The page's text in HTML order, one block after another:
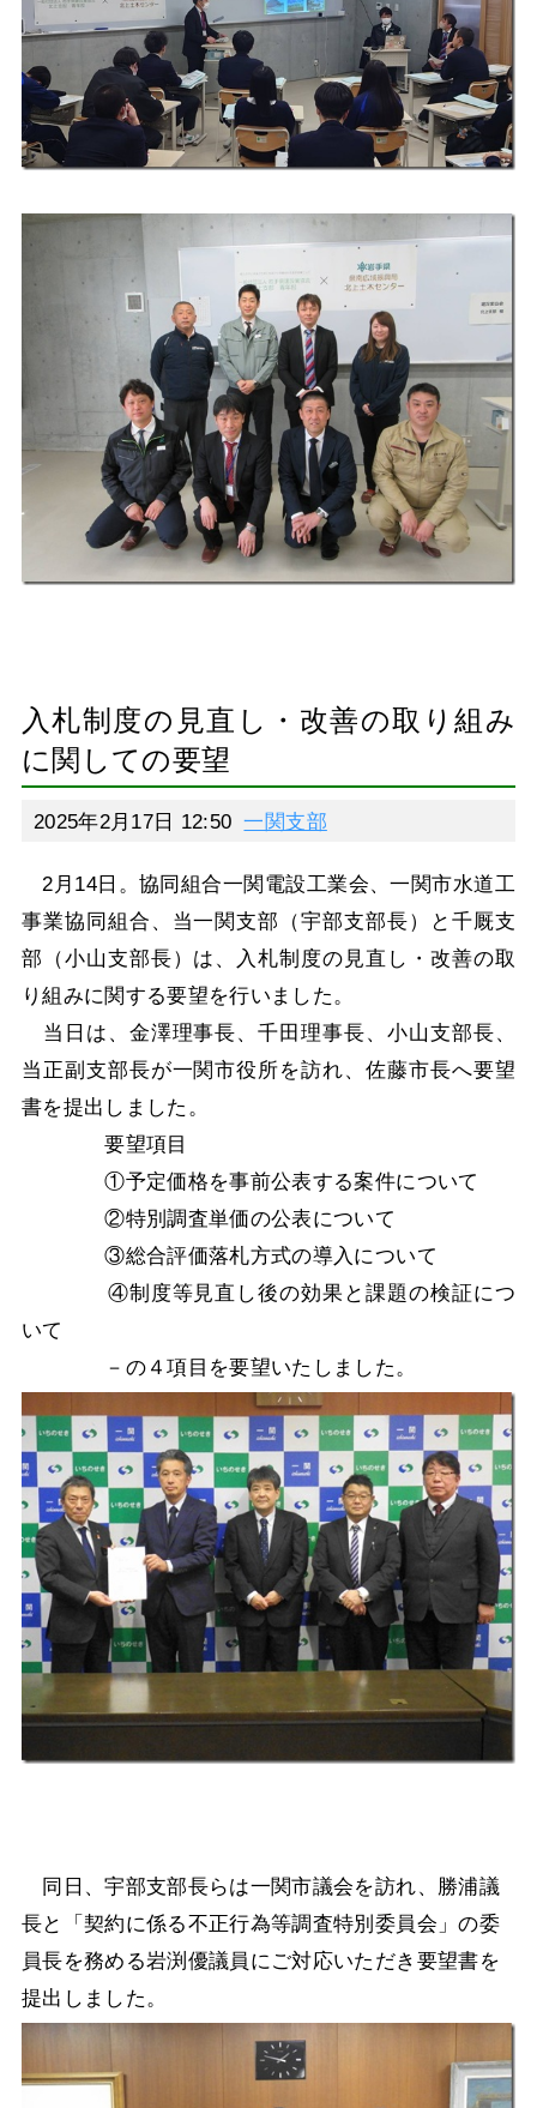
入札制度の見直し・改善の取り組み
に関しての要望
2025年2月17日 12:50 一関支部
2月14日。協同組合一関電設工業会、一関市水道工
事業協同組合、当一関支部（宇部支部長）と千厩支
部（小山支部長）は、入札制度の見直し・改善の取
り組みに関する要望を行いました。
当日は、金澤理事長、千田理事長、小山支部長、
当正副支部長が一関市役所を訪れ、佐藤市長へ要望
書を提出しました。
要望項目
①予定価格を事前公表する案件について
②特別調査単価の公表について
③総合評価落札方式の導入について
④制度等見直し後の効果と課題の検証につ
いて
－の４項目を要望いたしました。
同日、宇部支部長らは一関市議会を訪れ、勝浦議
長と「契約に係る不正行為等調査特別委員会」の委
員長を務める岩渕優議員にご対応いただき要望書を
提出しました。